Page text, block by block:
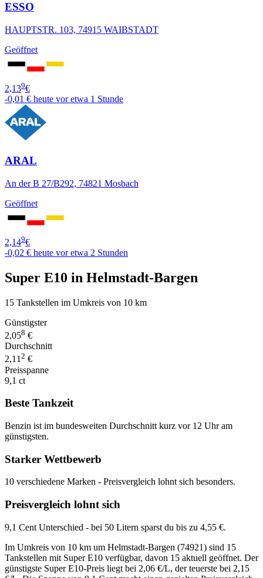
ESSO
HAUPTSTR. 103, 74915 WAIBSTADT
Geöffnet
2,139€
-0,01 € heute vor etwa 1 Stunde
ARAL
An der B 27/B292, 74821 Mosbach
Geöffnet
2,149€
-0,02 € heute vor etwa 2 Stunden
Super E10 in Helmstadt-Bargen
15 Tankstellen im Umkreis von 10 km
Günstigster
2,058 €
Durchschnitt
2,112 €
Preisspanne
9,1 ct
Beste Tankzeit
Benzin ist im bundesweiten Durchschnitt kurz vor 12 Uhr am
günstigsten.
Starker Wettbewerb
10 verschiedene Marken - Preisvergleich lohnt sich besonders.
Preisvergleich lohnt sich
9,1 Cent Unterschied - bei 50 Litern sparst du bis zu 4,55 €.
Im Umkreis von 10 km um Helmstadt-Bargen (74921) sind 15
Tankstellen mit Super E10 verfügbar, davon 15 aktuell geöffnet. Der
günstigste Super E10-Preis liegt bei 2,06 €/L, der teuerste bei 2,15